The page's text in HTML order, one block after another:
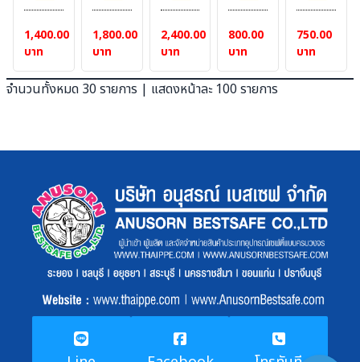
#Lakeland
1,400.00
บาท
1,800.00
บาท
2,400.00
บาท
แบบ
แยก
เสื้อ
กางเกง
800.00
บาท
เคมี
ชนิด
คลุม
750.00
บาท
จำนวนทั้งหมด 30 รายการ | แสดงหน้าละ 100 รายการ